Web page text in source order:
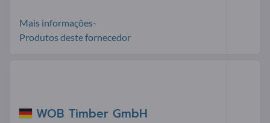
Mais informações-
Produtos deste fornecedor
WOB Timber GmbH